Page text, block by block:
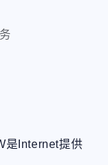
是Internet提供